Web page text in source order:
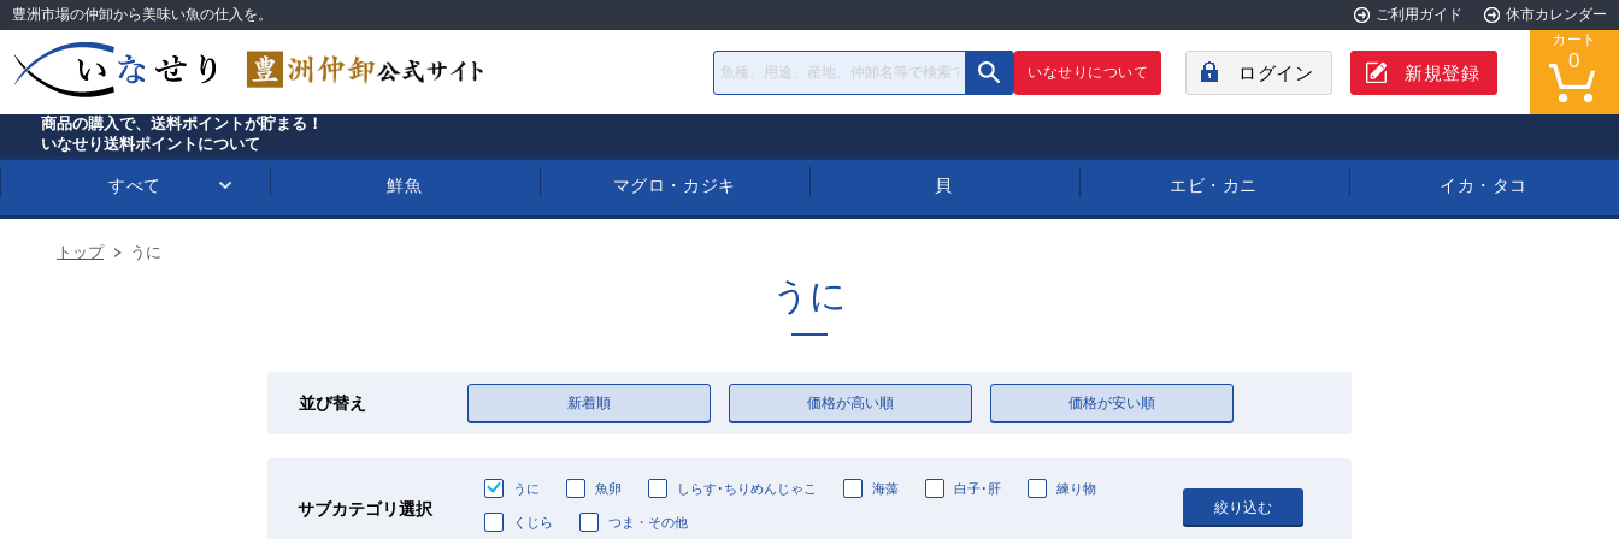
豊洲市場の仲卸から美味い魚の仕入を。 ご利用ガイド 休市カレンダー
いなせりについて ログイン 新規登録
カート
0
商品の購入で、送料ポイントが貯まる！
いなせり送料ポイントについて
すべて 鮮魚 マグロ・カジキ 貝 エビ・カニ イカ・タコ
トップ うに
うに
並び替え 新着順 価格が高い順 価格が安い順
サブカテゴリ選択
うに 魚卵 しらす･ちりめんじゃこ 海藻 白子･肝 練り物
くじら つま・その他